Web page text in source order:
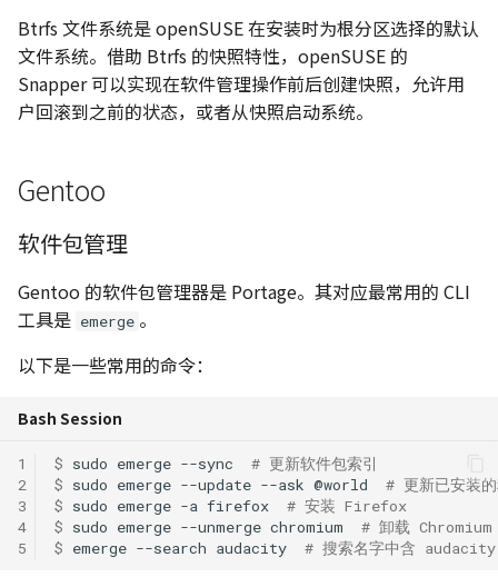
Btrfs 文件系统是 openSUSE 在安装时为根分区选择的默认
文件系统。借助 Btrfs 的快照特性，openSUSE 的
Snapper 可以实现在软件管理操作前后创建快照，允许用
户回滚到之前的状态，或者从快照启动系统。
Gentoo
软件包管理
Gentoo 的软件包管理器是 Portage。其对应最常用的 CLI
工具是 emerge 。
以下是一些常用的命令：
Bash Session
1
2
3
4
5
$ sudo emerge --sync
# 更新软件包索引
$ sudo emerge --update --ask @world
# 更新已安装
$ sudo emerge -a firefox
# 安装 Firefox
$ sudo emerge --unmerge chromium
# 卸载 Chromium
$ emerge --search audacity # 搜索名字中含